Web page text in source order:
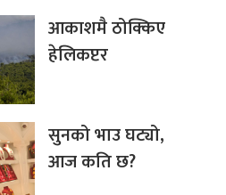
आकाशमै ठोक्किए
हेलिकप्टर
सुनको भाउ घट्यो,
आज कति छ?